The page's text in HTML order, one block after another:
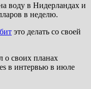
воду в Нидерландах и
в неделю.
это делать со своей
о своих планах
в интервью в июле